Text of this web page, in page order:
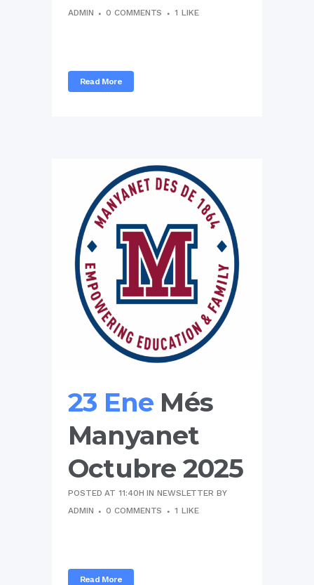
ADMIN
0 COMMENTS 1 LIKE
Read More
23 Ene Més
Manyanet
Octubre 2025
POSTED AT 11:40H INNEWSLETTER BY
ADMIN
0 COMMENTS 1 LIKE
Read More